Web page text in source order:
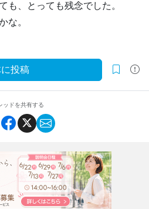
も、とっても残念でした。
な。
投稿
ッドを共有する